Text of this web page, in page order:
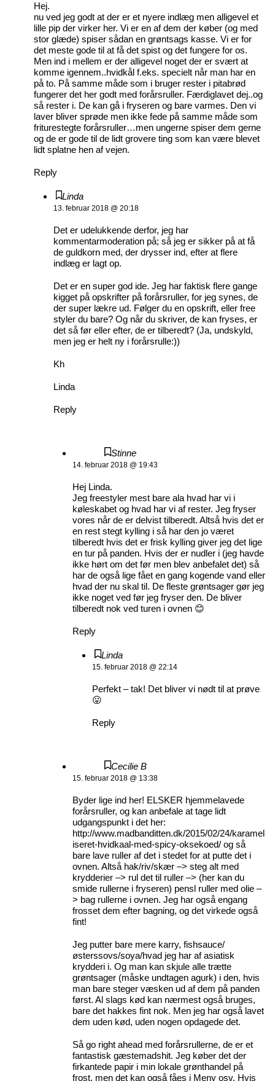
Hej.
nu ved jeg godt at der er et nyere indlæg men alligevel et
lille pip der virker her. Vi er en af dem der køber (og med
stor glæde) spiser sådan en grøntsags kasse. Vi er for
det meste gode til at få det spist og det fungere for os.
Men ind i mellem er der alligevel noget der er svært at
komme igennem..hvidkål f.eks. specielt når man har en
på to. På samme måde som i bruger rester i pitabrød
fungerer det her godt med forårsruller. Færdiglavet dej..og
så rester i. De kan gå i fryseren og bare varmes. Den vi
laver bliver sprøde men ikke fede på samme måde som
friturestegte forårsruller…men ungerne spiser dem gerne
og de er gode til de lidt grovere ting som kan være blevet
lidt splatne hen af vejen.
Reply
Linda
13. februar 2018 @ 20:18
Det er udelukkende derfor, jeg har
kommentarmoderation på; så jeg er sikker på at få
de guldkorn med, der drysser ind, efter at flere
indlæg er lagt op.
Det er en super god ide. Jeg har faktisk flere gange
kigget på opskrifter på forårsruller, for jeg synes, de
der super lækre ud. Følger du en opskrift, eller free
styler du bare? Og når du skriver, de kan fryses, er
det så før eller efter, de er tilberedt? (Ja, undskyld,
men jeg er helt ny i forårsrulle:))
Kh
Linda
Reply
Stinne
14. februar 2018 @ 19:43
Hej Linda.
Jeg freestyler mest bare ala hvad har vi i
køleskabet og hvad har vi af rester. Jeg fryser
vores når de er delvist tilberedt. Altså hvis det er
en rest stegt kylling i så har den jo været
tilberedt hvis det er frisk kylling giver jeg det lige
en tur på panden. Hvis der er nudler i (jeg havde
ikke hørt om det før men blev anbefalet det) så
har de også lige fået en gang kogende vand eller
hvad der nu skal til. De fleste grøntsager gør jeg
ikke noget ved før jeg fryser den. De bliver
tilberedt nok ved turen i ovnen 😊
Reply
Linda
15. februar 2018 @ 22:14
Perfekt – tak! Det bliver vi nødt til at prøve
😛
Reply
Cecilie B
15. februar 2018 @ 13:38
Byder lige ind her! ELSKER hjemmelavede
forårsruller, og kan anbefale at tage lidt
udgangspunkt i det her:
http://www.madbanditten.dk/2015/02/24/karamel
iseret-hvidkaal-med-spicy-oksekoed/ og så
bare lave ruller af det i stedet for at putte det i
ovnen. Altså hak/riv/skær –> steg alt med
krydderier –> rul det til ruller –> (her kan du
smide rullerne i fryseren) pensl ruller med olie –
> bag rullerne i ovnen. Jeg har også engang
frosset dem efter bagning, og det virkede også
fint!
Jeg putter bare mere karry, fishsauce/
østerssovs/soya/hvad jeg har af asiatisk
krydderi i. Og man kan skjule alle trætte
grøntsager (måske undtagen agurk) i den, hvis
man bare steger væsken ud af dem på panden
først. Al slags kød kan nærmest også bruges,
bare det hakkes fint nok. Men jeg har også lavet
dem uden kød, uden nogen opdagede det.
Så go right ahead med forårsrullerne, de er et
fantastisk gæstemadshit. Jeg køber det der
firkantede papir i min lokale grønthandel på
frost, men det kan også fåes i Meny osv. Hvis